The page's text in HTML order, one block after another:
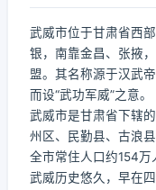
武威市位于甘肃省西
银，南靠金昌、张掖
盟。其名称源于汉武
而设“武功军威”之意。
武威市是甘肃省下辖
州区、民勤县、古浪
全市常住人口约154万
武威历史悠久，早在